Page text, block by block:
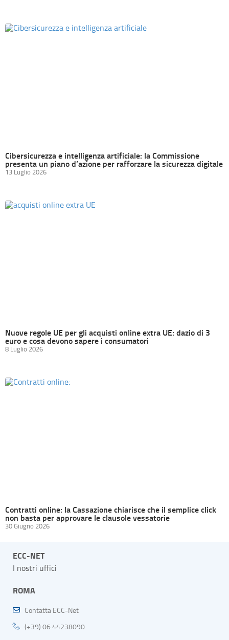
Cibersicurezza e intelligenza artificiale: la Commissione
presenta un piano d’azione per rafforzare la sicurezza digitale
13 Luglio 2026
Nuove regole UE per gli acquisti online extra UE: dazio di 3
euro e cosa devono sapere i consumatori
8 Luglio 2026
Contratti online: la Cassazione chiarisce che il semplice click
non basta per approvare le clausole vessatorie
30 Giugno 2026
ECC-NET
I nostri uffici
ROMA
Contatta ECC-Net
(+39) 06.44238090